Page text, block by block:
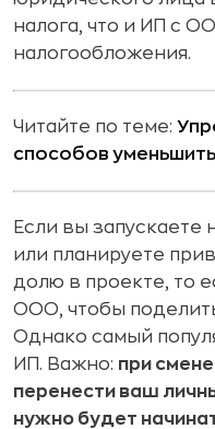
налога, что и ИП с
налогообложения.
Читайте по теме:
способов
Если вы запускаете
или планируете
долю в проекте, то
ООО, чтобы
Однако самый
ИП. Важно: при
перенести ваш
нужно будет